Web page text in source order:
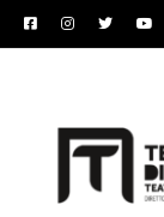
Salta
al